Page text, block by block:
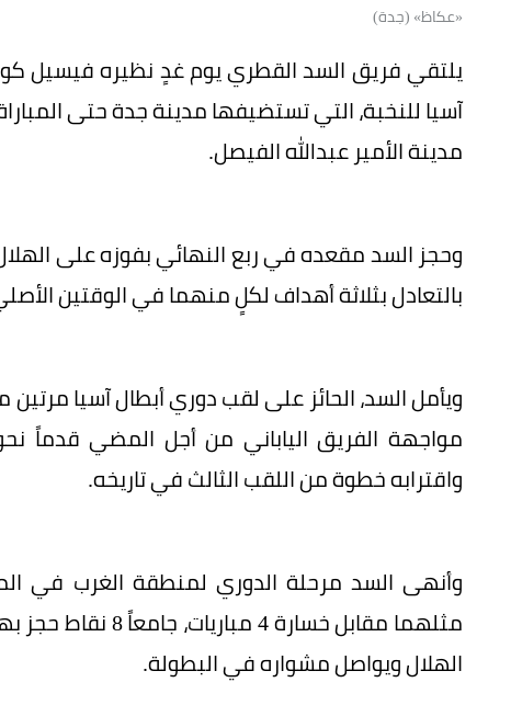
«عكاظ» (جدة)
يلتقي فريق السد القطري يوم غدٍ نظيره فيسيل
مدينة الأمير عبدالله الفيصل.
بالتعادل بثلاثة أهداف لكلٍ منهما في الوقتين
مواجهة الفريق الياباني من أجل المضي قدماً
واقترابه خطوة من اللقب الثالث في تاريخه.
وأنهى السد مرحلة الدوري لمنطقة الغرب في
الهلال ويواصل مشواره في البطولة.